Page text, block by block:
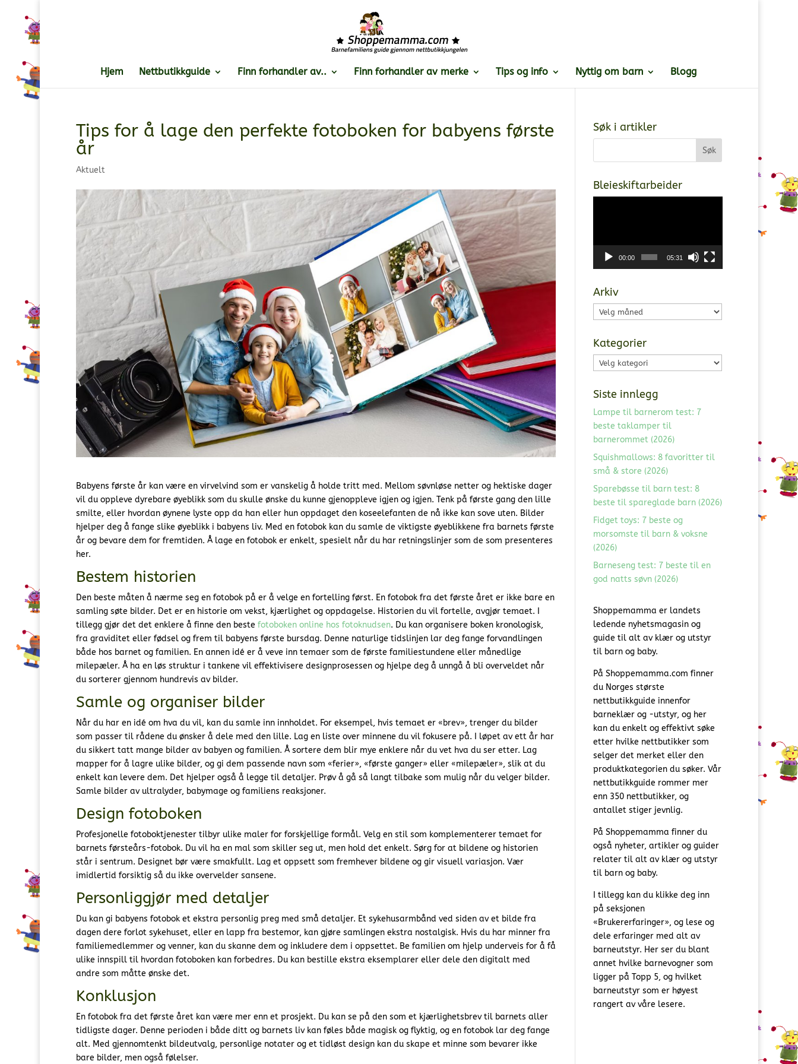
Hjem Nettbutikkguide Finn forhandler av.. Finn forhandler av merke Tips og info Nyttig om barn Blogg
Tips for å lage den perfekte fotoboken for babyens første
år
Aktuelt
Babyens første år kan være en virvelvind som er vanskelig å holde tritt med. Mellom søvnløse netter og hektiske dager
vil du oppleve dyrebare øyeblikk som du skulle ønske du kunne gjenoppleve igjen og igjen. Tenk på første gang den lille
smilte, eller hvordan øynene lyste opp da han eller hun oppdaget den koseelefanten de nå ikke kan sove uten. Bilder
hjelper deg å fange slike øyeblikk i babyens liv. Med en fotobok kan du samle de viktigste øyeblikkene fra barnets første
år og bevare dem for fremtiden. Å lage en fotobok er enkelt, spesielt når du har retningslinjer som de som presenteres
her.
Bestem historien
Den beste måten å nærme seg en fotobok på er å velge en fortelling først. En fotobok fra det første året er ikke bare en
samling søte bilder. Det er en historie om vekst, kjærlighet og oppdagelse. Historien du vil fortelle, avgjør temaet. I
tillegg gjør det det enklere å finne den beste fotoboken online hos fotoknudsen. Du kan organisere boken kronologisk,
fra graviditet eller fødsel og frem til babyens første bursdag. Denne naturlige tidslinjen lar deg fange forvandlingen
både hos barnet og familien. En annen idé er å veve inn temaer som de første familiestundene eller månedlige
milepæler. Å ha en løs struktur i tankene vil effektivisere designprosessen og hjelpe deg å unngå å bli overveldet når
du sorterer gjennom hundrevis av bilder.
Samle og organiser bilder
Når du har en idé om hva du vil, kan du samle inn innholdet. For eksempel, hvis temaet er «brev», trenger du bilder
som passer til rådene du ønsker å dele med den lille. Lag en liste over minnene du vil fokusere på. I løpet av ett år har
du sikkert tatt mange bilder av babyen og familien. Å sortere dem blir mye enklere når du vet hva du ser etter. Lag
mapper for å lagre ulike bilder, og gi dem passende navn som «ferier», «første ganger» eller «milepæler», slik at du
enkelt kan levere dem. Det hjelper også å legge til detaljer. Prøv å gå så langt tilbake som mulig når du velger bilder.
Samle bilder av ultralyder, babymage og familiens reaksjoner.
Design fotoboken
Profesjonelle fotoboktjenester tilbyr ulike maler for forskjellige formål. Velg en stil som komplementerer temaet for
barnets førsteårs-fotobok. Du vil ha en mal som skiller seg ut, men hold det enkelt. Sørg for at bildene og historien
står i sentrum. Designet bør være smakfullt. Lag et oppsett som fremhever bildene og gir visuell variasjon. Vær
imidlertid forsiktig så du ikke overvelder sansene.
Personliggjør med detaljer
Du kan gi babyens fotobok et ekstra personlig preg med små detaljer. Et sykehusarmbånd ved siden av et bilde fra
dagen dere forlot sykehuset, eller en lapp fra bestemor, kan gjøre samlingen ekstra nostalgisk. Hvis du har minner fra
familiemedlemmer og venner, kan du skanne dem og inkludere dem i oppsettet. Be familien om hjelp underveis for å få
ulike innspill til hvordan fotoboken kan forbedres. Du kan bestille ekstra eksemplarer eller dele den digitalt med
andre som måtte ønske det.
Konklusjon
En fotobok fra det første året kan være mer enn et prosjekt. Du kan se på den som et kjærlighetsbrev til barnets aller
tidligste dager. Denne perioden i både ditt og barnets liv kan føles både magisk og flyktig, og en fotobok lar deg fange
alt. Med gjennomtenkt bildeutvalg, personlige notater og et tidløst design kan du skape et minne som bevarer ikke
bare bilder, men også følelser.
Søk i artikler
Bleieskiftarbeider
00:00 05:31
Arkiv
Arkiv
Kategorier
Kategorier
Siste innlegg
Lampe til barnerom test: 7
beste taklamper til
barnerommet (2026)
Squishmallows: 8 favoritter til
små & store (2026)
Sparebøsse til barn test: 8
beste til spareglade barn (2026)
Fidget toys: 7 beste og
morsomste til barn & voksne
(2026)
Barneseng test: 7 beste til en
god natts søvn (2026)
Shoppemamma er landets
ledende nyhetsmagasin og
guide til alt av klær og utstyr
til barn og baby.
På Shoppemamma.com finner
du Norges største
nettbutikkguide innenfor
barneklær og -utstyr, og her
kan du enkelt og effektivt søke
etter hvilke nettbutikker som
selger det merket eller den
produktkategorien du søker. Vår
nettbutikkguide rommer mer
enn 350 nettbutikker, og
antallet stiger jevnlig.
På Shoppemamma finner du
også nyheter, artikler og guider
relater til alt av klær og utstyr
til barn og baby.
I tillegg kan du klikke deg inn
på seksjonen
«Brukererfaringer», og lese og
dele erfaringer med alt av
barneutstyr. Her ser du blant
annet hvilke barnevogner som
ligger på Topp 5, og hvilket
barneutstyr som er høyest
rangert av våre lesere.